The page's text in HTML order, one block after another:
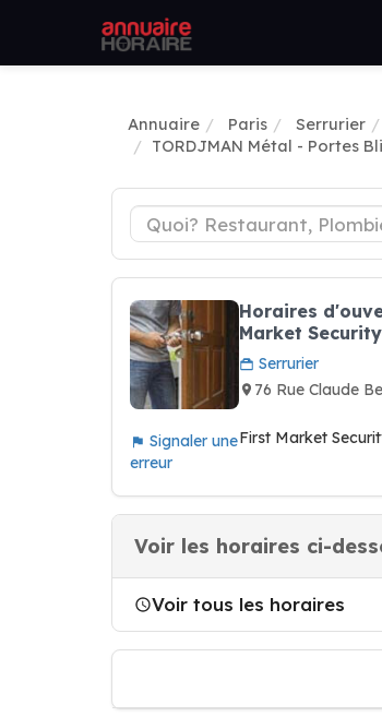
Annuaire Paris Serrurier
TORDJMAN Métal - Portes
Signaler une
erreur
Horaires
Market Security
Serrurier
76 Rue Claude
First Market
Voir les horaires ci-
Voir tous les horaires